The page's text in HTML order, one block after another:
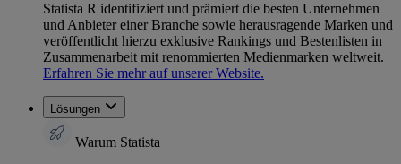
Statista R identifiziert und prämiert die besten Unternehmen
und Anbieter einer Branche sowie herausragende Marken und
veröffentlicht hierzu exklusive Rankings und Bestenlisten in
Zusammenarbeit mit renommierten Medienmarken weltweit.
Erfahren Sie mehr auf unserer Website.
Lösungen
Warum Statista